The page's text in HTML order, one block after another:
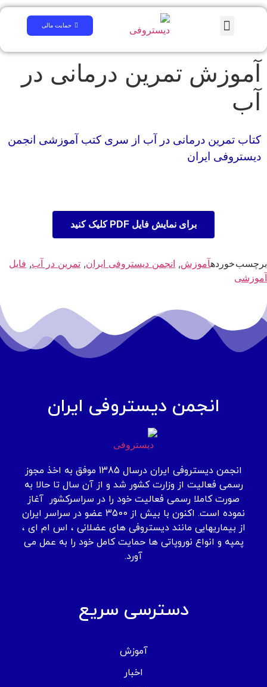
حمایت مالی
آموزش تمرین درمانی در
آب
کتاب تمرین درمانی در آب از سری کتب آموزشی انجمن
دیستروفی ایران
برای نمایش فایل PDF کلیک کنید
برچسب خوردهآموزش, انجمن دیستروفی ایران, تمرین در آب, فایل
آموزشی
انجمن دیستروفی ایران
انجمن دیستروفی ایران درسال 1385 موفق به اخذ مجوز
رسمی فعالیت از وزارت کشور شد و از آن سال تا حالا به
صورت کاملا رسمی فعالیت خود را در سراسرکشور آغاز
نموده است. اکنون با بیش از 3500 عضو در سراسر ایران
از بیماریهایی مانند دیستروفی های عضلانی ، اس ام ای ،
پمپه و انواع نوروپاتی ها حمایت کامل خود را به عمل می
آورد.
دسترسی سریع
آموزش
اخبار